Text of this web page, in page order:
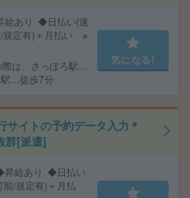
あり ◆日払い(速
/規定有)＋月払い ※
は、さっぽろ駅…
…徒歩7分
気になる!
サイトの予約データ入力＊
群[派遣]
給あり ◆日払い
/規定有)＋月払